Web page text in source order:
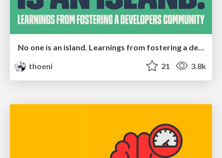
thoeni
21 3.8k